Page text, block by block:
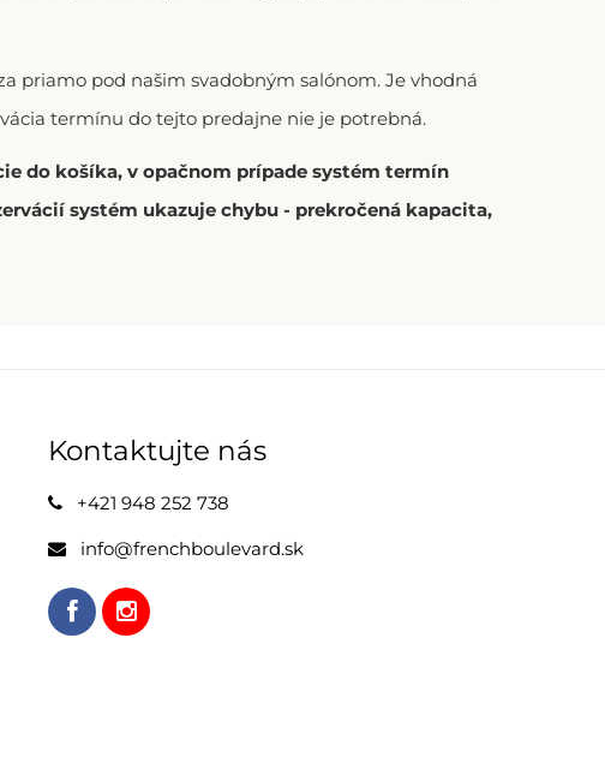
priamo pod našim svadobným salónom. Je vhodná
termínu do tejto predajne nie je potrebná.
do košíka, v opačnom prípade systém termín
systém ukazuje chybu - prekročená kapacita,
Kontaktujte nás
+421 948 252 738
info@frenchboulevard.sk